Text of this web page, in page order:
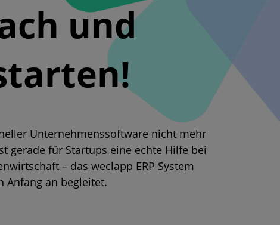
und
Unternehmenssoftware nicht mehr
gerade für Startups eine echte Hilfe bei
– das weclapp ERP System
Anfang an begleitet.